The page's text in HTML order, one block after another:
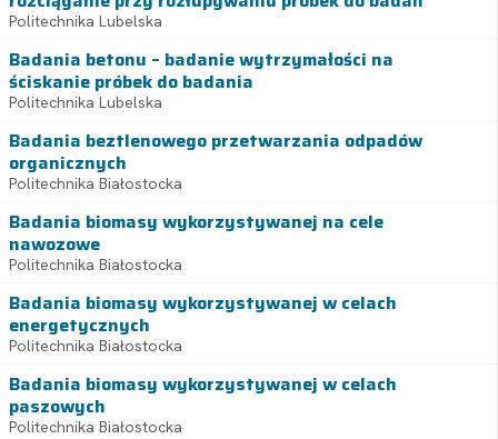
Politechnika Lubelska
Badania betonu – badanie wytrzymałości na
ściskanie próbek do badania
Politechnika Lubelska
Badania beztlenowego przetwarzania odpadów
organicznych
Politechnika Białostocka
Badania biomasy wykorzystywanej na cele
nawozowe
Politechnika Białostocka
Badania biomasy wykorzystywanej w celach
energetycznych
Politechnika Białostocka
Badania biomasy wykorzystywanej w celach
paszowych
Politechnika Białostocka